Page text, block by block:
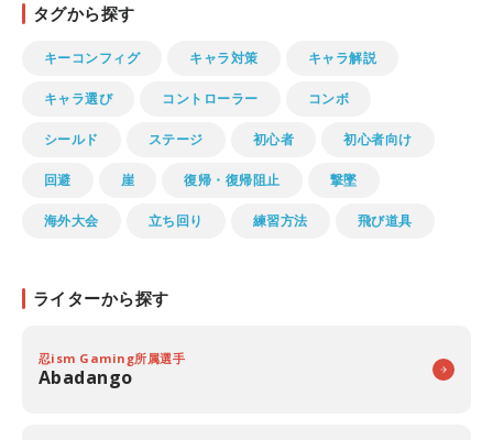
タグから探す
キーコンフィグ キャラ対策 キャラ解説
キャラ選び コントローラー コンボ
シールド ステージ 初心者 初心者向け
回避 崖 復帰・復帰阻止 撃墜
海外大会 立ち回り 練習方法 飛び道具
ライターから探す
忍ism Gaming所属選手
Abadango